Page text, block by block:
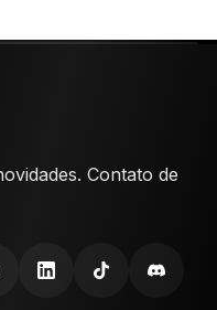
Contato de